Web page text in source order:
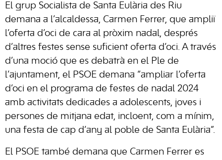
El grup Socialista de Santa Eulària des Riu
demana a l’alcaldessa, Carmen Ferrer, que ampliï
l’oferta d’oci de cara al pròxim nadal, després
d’altres festes sense suficient oferta d’oci. A través
d’una moció que es debatrà en el Ple de
l’ajuntament, el PSOE demana “ampliar l’oferta
d’oci en el programa de festes de nadal 2024
amb activitats dedicades a adolescents, joves i
persones de mitjana edat, incloent, com a mínim,
una festa de cap d’any al poble de Santa Eulària”.
El PSOE també demana que Carmen Ferrer es